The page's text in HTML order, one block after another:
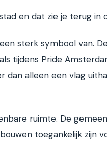
en dat zie je terug in
sterk symbool van.
tijdens Pride
dan alleen een vlag
ruimte. De
toegankelijk zijn